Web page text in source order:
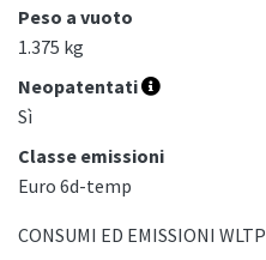
Peso a vuoto
1.375 kg
Neopatentati
Sì
Classe emissioni
Euro 6d-temp
CONSUMI ED EMISSIONI WLTP